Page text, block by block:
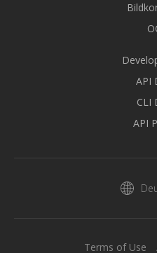
API
CLI
API
Terms of Use